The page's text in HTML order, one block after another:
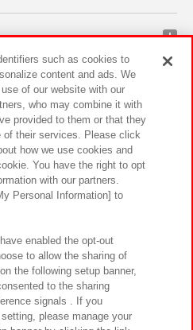
リティ サイトポリシー
ブアクセシビリティ方針と検証結果
よくあるご質問・お問い合わせ
such as cookies to
content and ads. We
of our website with our
who may combine it with
provided to them or that they
of their services. Please click
how we use cookies and
You have the right to opt
with our partners.
Personal Information] to
enabled the opt-out
to allow the sharing of
the following setup banner,
to the sharing
signals . If you
please manage your